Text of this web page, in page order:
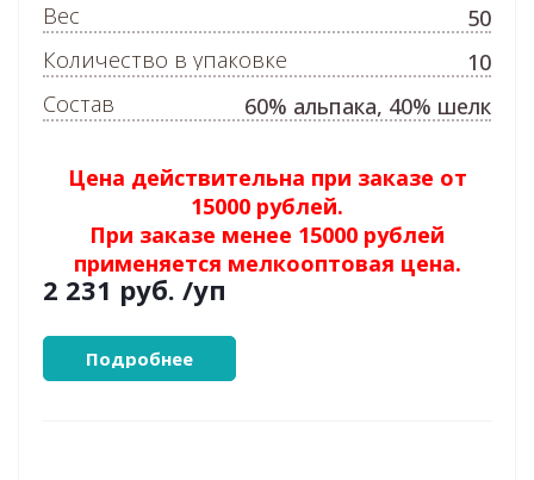
Цена действительна при заказе от
15000 рублей.
При заказе менее 15000 рублей
применяется мелкооптовая цена.
2 231 руб. /уп
Подробнее
Вес
50
Количество в упаковке
10
Состав
60% альпака, 40% шелк